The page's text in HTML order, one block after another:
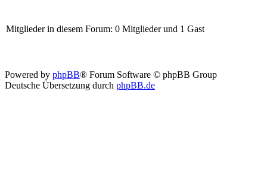
Mitglieder in diesem Forum: 0 Mitglieder und 1 Gast
Powered by phpBB® Forum Software © phpBB Group
Deutsche Übersetzung durch phpBB.de